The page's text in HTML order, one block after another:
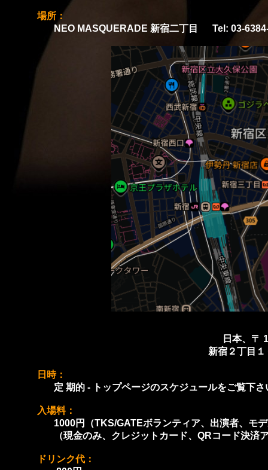
場所：
NEO MASQUERADE 新宿二丁目
Tel: 03-
日本、〒
新宿２丁目
日時：
定 期的 - トップページのスケジュールをご覧下さ
入場料：
1000円（TKS/GATEボランティア、出演者、モデ
（現金のみ、クレジットカード、QRコード決済ア
ドリンク代：